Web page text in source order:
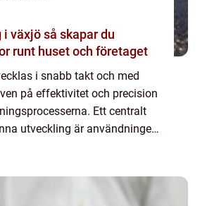
skapar du
runt huset och företaget
i snabb takt och med
på effektivitet och precision
Ett centralt
utveckling är användningen